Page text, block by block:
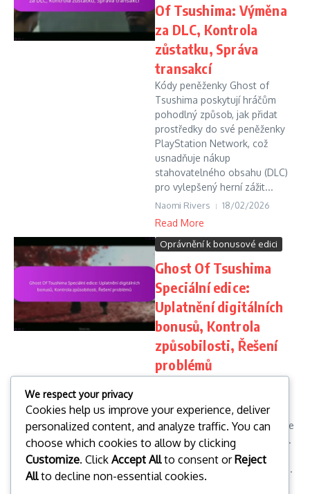
Of Tsushima: Výměna
za DLC, Kontrola
zůstatku, Správa
transakcí
Kódy peněženky Ghost of
Tsushima poskytují hráčům
pohodlný způsob, jak přidat
prostředky do své peněženky
PlayStation Network, což
usnadňuje nákup
stahovatelného obsahu (DLC)
pro vylepšený herní zážit...
Naomi Rivers 18/02/2026
Read More
Oprávnění k bonusové edici
Ghost Of Tsushima
Speciální edice:
Uplatnění digitálních
bonusů, Kontrola
způsobilosti, Řešení
problémů
Tsushima je jednoduchý
proces, který hráčům poskytuje
přístup k exkluzivnímu obsahu.
Aby bylo zajištěno, že máte
nárok na tyto bonusy, je důle...
We respect your privacy
Cookies help us improve your experience, deliver
personalized content, and analyze traffic. You can
choose which cookies to allow by clicking
Customize. Click Accept Allto consent orReject
Allto decline non-essential cookies.